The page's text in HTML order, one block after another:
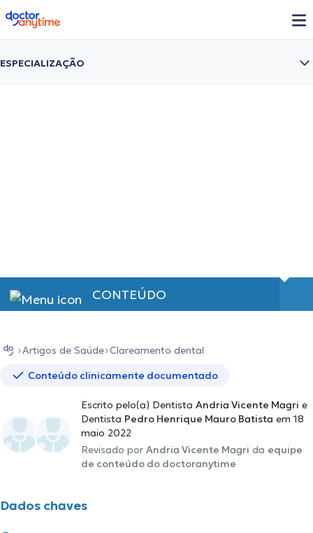
doctoranytime
ESPECIALIZAÇÃO
CONTEÚDO
Artigos de Saúde Clareamento dental
Conteúdo clinicamente documentado
Escrito pelo(a) Dentista Andria Vicente Magri e
Dentista Pedro Henrique Mauro Batista em 18
maio 2022
Revisado por Andria Vicente Magri da equipe
de conteúdo do doctoranytime
Dados chaves